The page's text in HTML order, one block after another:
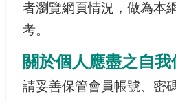
者瀏覽網頁情況，做為本
考。
關於個人應盡之自
請妥善保管會員帳號、密